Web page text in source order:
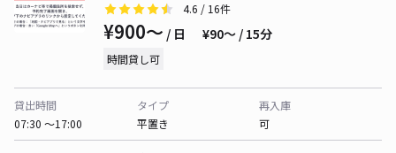
4.6 / 16件
¥900〜 / 日 ¥90〜 / 15分
時間貸し可
貸出時間
07:30 〜17:00
タイプ
平置き
再入庫
可